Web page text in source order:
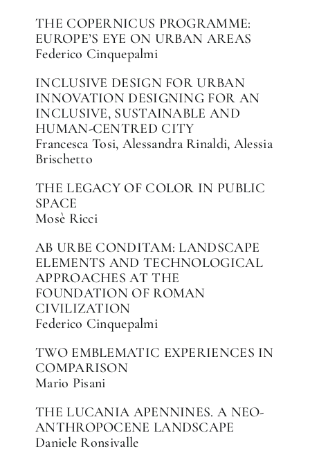
THE COPERNICUS PROGRAMME:
EUROPE’S EYE ON URBAN AREAS
Federico Cinquepalmi
INCLUSIVE DESIGN FOR URBAN
INNOVATION DESIGNING FOR AN
INCLUSIVE, SUSTAINABLE AND
HUMAN-CENTRED CITY
Francesca Tosi, Alessandra Rinaldi, Alessia
Brischetto
THE LEGACY OF COLOR IN PUBLIC
SPACE
Mosè Ricci
AB URBE CONDITAM: LANDSCAPE
ELEMENTS AND TECHNOLOGICAL
APPROACHES AT THE
FOUNDATION OF ROMAN
CIVILIZATION
Federico Cinquepalmi
TWO EMBLEMATIC EXPERIENCES IN
COMPARISON
Mario Pisani
THE LUCANIA APENNINES. A NEO-
ANTHROPOCENE LANDSCAPE
Daniele Ronsivalle